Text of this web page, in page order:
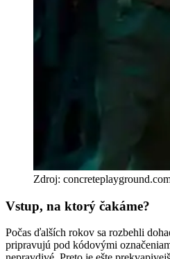
Zdroj:
Vstup, na ktorý čakáme?
Počas ďalších rokov sa rozbehli
pripravujú pod kódovými